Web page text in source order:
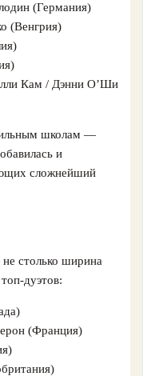
(Германия)
(Венгрия)
Кам / Дэнни О’Ши
школам —
и
сложнейший
столько ширина
(Франция)